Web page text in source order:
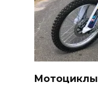
Мотоциклы